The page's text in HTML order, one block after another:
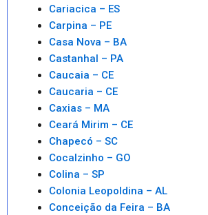
Cariacica – ES
Carpina – PE
Casa Nova – BA
Castanhal – PA
Caucaia – CE
Caucaria – CE
Caxias – MA
Ceará Mirim – CE
Chapecó – SC
Cocalzinho – GO
Colina – SP
Colonia Leopoldina – AL
Conceição da Feira – BA